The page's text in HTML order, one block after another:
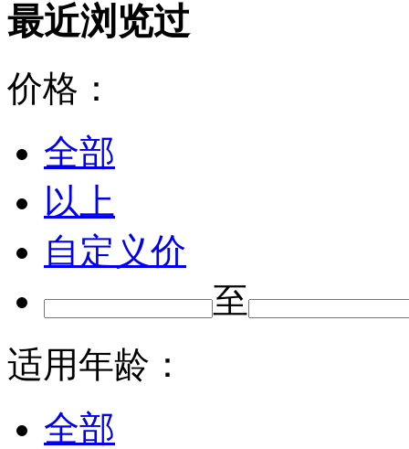
最近浏览过
价格：
全部
以上
自定义价
至
适用年龄：
全部